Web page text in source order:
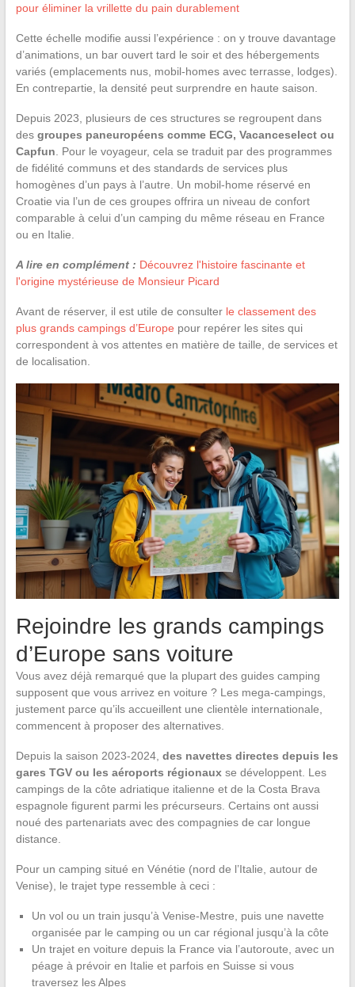
pour éliminer la vrillette du pain durablement
Cette échelle modifie aussi l’expérience : on y trouve davantage
d’animations, un bar ouvert tard le soir et des hébergements
variés (emplacements nus, mobil-homes avec terrasse, lodges).
En contrepartie, la densité peut surprendre en haute saison.
Depuis 2023, plusieurs de ces structures se regroupent dans
des groupes paneuropéens comme ECG, Vacanceselect ou
Capfun . Pour le voyageur, cela se traduit par des programmes
de fidélité communs et des standards de services plus
homogènes d’un pays à l’autre. Un mobil-home réservé en
Croatie via l’un de ces groupes offrira un niveau de confort
comparable à celui d’un camping du même réseau en France
ou en Italie.
A lire en complément : Découvrez l'histoire fascinante et
l'origine mystérieuse de Monsieur Picard
Avant de réserver, il est utile de consulter le classement des
plus grands campings d’Europe pour repérer les sites qui
correspondent à vos attentes en matière de taille, de services et
de localisation.
Rejoindre les grands campings
d’Europe sans voiture
Vous avez déjà remarqué que la plupart des guides camping
supposent que vous arrivez en voiture ? Les mega-campings,
justement parce qu’ils accueillent une clientèle internationale,
commencent à proposer des alternatives.
Depuis la saison 2023-2024, des navettes directes depuis les
gares TGV ou les aéroports régionauxse développent. Les
campings de la côte adriatique italienne et de la Costa Brava
espagnole figurent parmi les précurseurs. Certains ont aussi
noué des partenariats avec des compagnies de car longue
distance.
Pour un camping situé en Vénétie (nord de l’Italie, autour de
Venise), le trajet type ressemble à ceci :
Un vol ou un train jusqu’à Venise-Mestre, puis une navette
organisée par le camping ou un car régional jusqu’à la côte
Un trajet en voiture depuis la France via l’autoroute, avec un
péage à prévoir en Italie et parfois en Suisse si vous
traversez les Alpes